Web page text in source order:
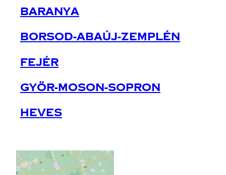
Baranya
Borsod-Abaúj-Zemplén
Fejér
Györ-Moson-Sopron
Heves